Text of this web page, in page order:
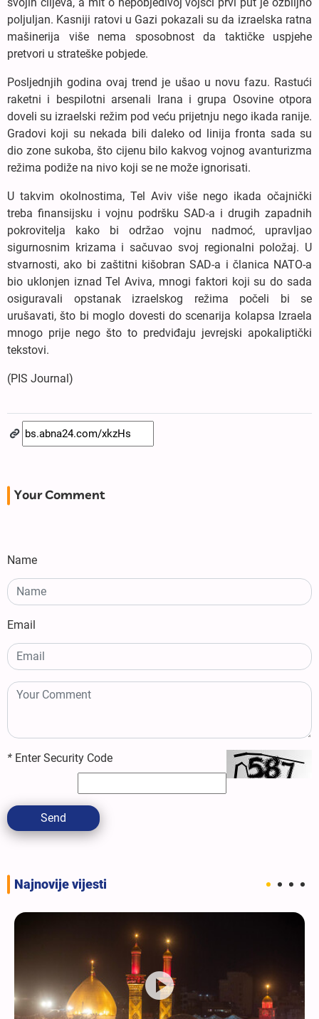
poljuljan. Kasniji ratovi u Gazi pokazali su da izraelska ratna
mašinerija više nema sposobnost da taktičke uspjehe
pretvori u strateške pobjede.
Posljednjih godina ovaj trend je ušao u novu fazu. Rastući
raketni i bespilotni arsenali Irana i grupa Osovine otpora
doveli su izraelski režim pod veću prijetnju nego ikada ranije.
Gradovi koji su nekada bili daleko od linija fronta sada su
dio zone sukoba, što cijenu bilo kakvog vojnog avanturizma
režima podiže na nivo koji se ne može ignorisati.
U takvim okolnostima, Tel Aviv više nego ikada očajnički
treba finansijsku i vojnu podršku SAD-a i drugih zapadnih
pokrovitelja kako bi održao vojnu nadmoć, upravljao
sigurnosnim krizama i sačuvao svoj regionalni položaj. U
stvarnosti, ako bi zaštitni kišobran SAD-a i članica NATO-a
bio uklonjen iznad Tel Aviva, mnogi faktori koji su do sada
osiguravali opstanak izraelskog režima počeli bi se
urušavati, što bi moglo dovesti do scenarija kolapsa Izraela
mnogo prije nego što to predviđaju jevrejski apokaliptički
tekstovi.
(PIS Journal)
Your Comment
Name
Email
* Enter Security Code
Send
Najnovije vijesti